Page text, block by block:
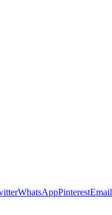
WhatsAppPinterestEmail